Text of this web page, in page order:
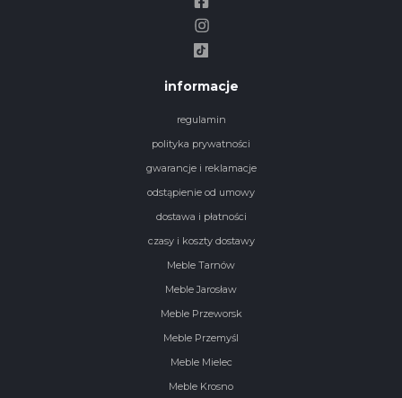
informacje
regulamin
polityka prywatności
gwarancje i reklamacje
odstąpienie od umowy
dostawa i płatności
czasy i koszty dostawy
Meble Tarnów
Meble Jarosław
Meble Przeworsk
Meble Przemyśl
Meble Mielec
Meble Krosno